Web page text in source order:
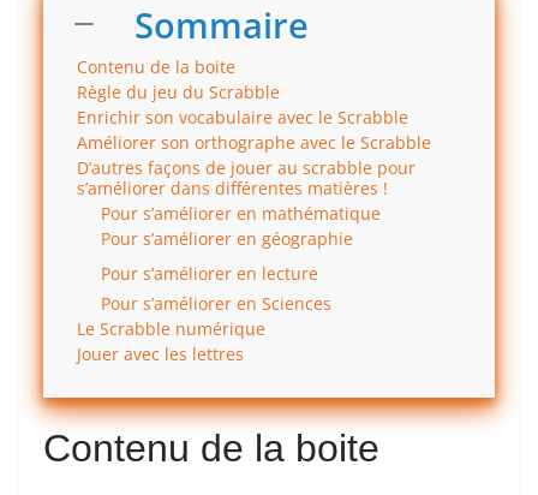
Sommaire
Contenu de la boite
Règle du jeu du Scrabble
Enrichir son vocabulaire avec le Scrabble
Améliorer son orthographe avec le Scrabble
D’autres façons de jouer au scrabble pour
s’améliorer dans différentes matières !
Pour s’améliorer en mathématique
Pour s’améliorer en géographie
Pour s’améliorer en lecture
Pour s’améliorer en Sciences
Le Scrabble numérique
Jouer avec les lettres
Contenu de la boite